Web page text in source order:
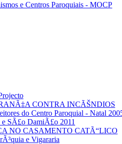
e Centros Paroquiais - MOCP
CONTRA INCÃŠNDIOS
do Centro Paroquial - Natal
SÃ£o DamiÃ£o 2011
NO CASAMENTO CATÃ“LICO
e Vigararia